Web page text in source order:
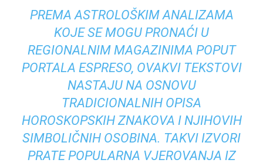
PREMA ASTROLOŠKIM ANALIZAMA
KOJE SE MOGU PRONAĆI U
REGIONALNIM MAGAZINIMA POPUT
PORTALA ESPRESO, OVAKVI TEKSTOVI
NASTAJU NA OSNOVU
TRADICIONALNIH OPISA
HOROSKOPSKIH ZNAKOVA I NJIHOVIH
SIMBOLIČNIH OSOBINA. TAKVI IZVORI
PRATE POPULARNA VJEROVANJA IZ